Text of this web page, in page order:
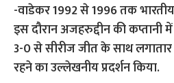
-वाडेकर 1992 से 1996 तक
इस दौरान अजहरुद्दीन की
3-0 से सीरीज जीत के साथ
रहने का उल्लेखनीय प्रदर्शन किया.